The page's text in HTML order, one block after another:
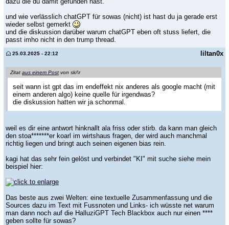
und wie verlässlich chatGPT für sowas (nicht) ist hast du ja gerade erst
wieder selbst gemerkt
und die diskussion darüber warum chatGPT eben oft stuss liefert, die
passt imho nicht in den trump thread.
liltan0x
25.03.2025 - 22:12
Zitat aus einem Post von sk/\r
seit wann ist gpt das im endeffekt nix anderes als google macht (mit
einem anderen algo) keine quelle für irgendwas?
die diskussion hatten wir ja schonmal.
weil es dir eine antwort hinknallt ala friss oder stirb. da kann man gleich
den stoa*******er koarl im wirtshaus fragen, der wird auch manchmal
richtig liegen und bringt auch seinen eigenen bias rein.
kagi hat das sehr fein gelöst und verbindet "KI" mit suche siehe mein
beispiel hier:
Das beste aus zwei Welten: eine textuelle Zusammenfassung und die
Sources dazu im Text mit Fussnoten und Links- ich wüsste net warum
man dann noch auf die HalluziGPT Tech Blackbox auch nur einen ****
geben sollte für sowas?